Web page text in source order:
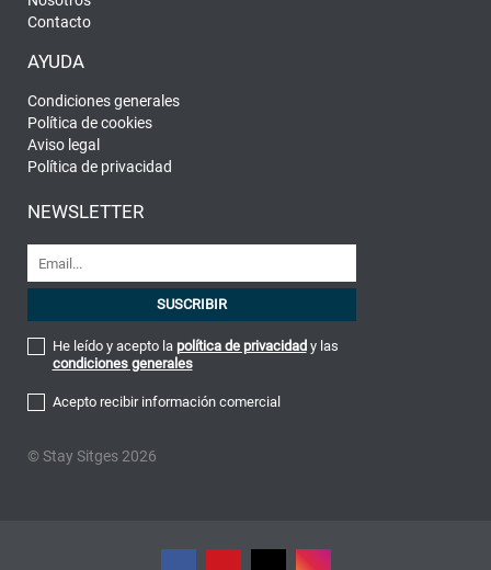
Contacto
AYUDA
Condiciones generales
Política de cookies
Aviso legal
Política de privacidad
NEWSLETTER
He leído y acepto la política de privacidad y las
condiciones generales
Acepto recibir información comercial
© Stay Sitges 2026